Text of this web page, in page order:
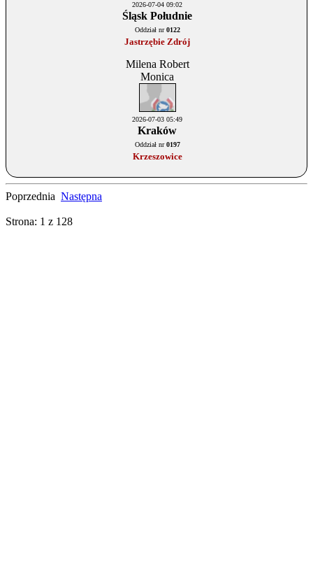
2026-07-04 09:02
Śląsk Południe
Oddział nr0122
Jastrzębie Zdrój
Milena Robert
Monica
2026-07-03 05:49
Kraków
Oddział nr0197
Krzeszowice
Poprzednia Następna
Strona: 1 z 128